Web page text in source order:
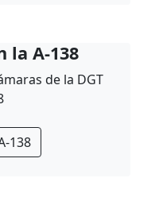
la A-138
de la DGT
138